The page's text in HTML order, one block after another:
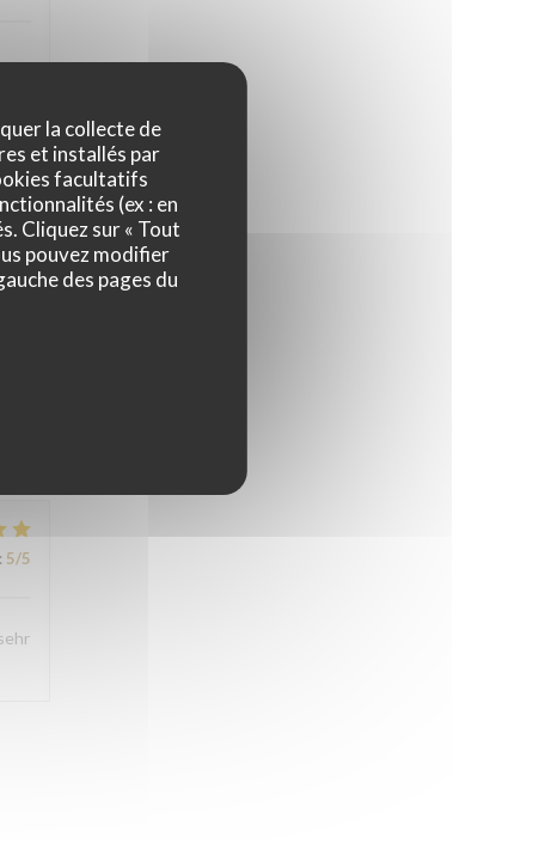
la collecte de
et installés par
facultatifs
(ex : en
Cliquez sur « Tout
pouvez modifier
des pages du
5/5
: 5/5